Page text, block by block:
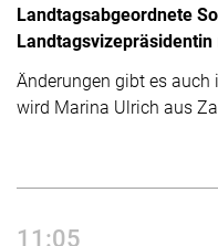
Landtagsabgeordnete
Landtagsvizepräsidentin
Änderungen gibt es
wird Marina Ulrich aus
11:05